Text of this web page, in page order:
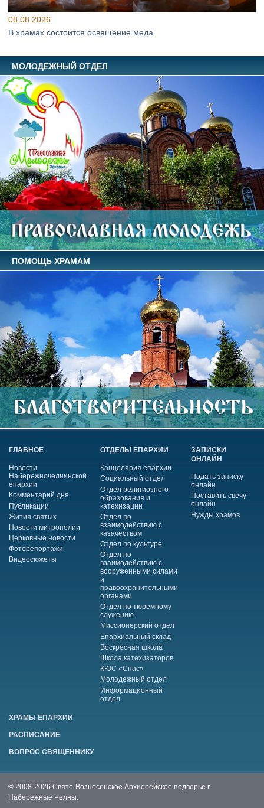
08.08.2026
В храмах состоится освящение меда
МОЛОДЕЖНЫЙ ОТДЕЛ
ПОМОЩЬ ХРАМАМ
ГЛАВНОЕ
Новости
Набережночелнинской
епархии
Комментарий дня
Публикации
Жития святых
Новости митрополии
Церковные новости
Фоторепортажи
Видеосюжеты
ОТДЕЛЫ ЕПАРХИИ
Канцелярия епархии
Социальный отдел
Отдел религиозного
образования и
катехизации
Отдел по
взаимодействию с
казачеством
Отдел по культуре
Отдел по
взаимодействию с
вооруженными силами
и
правоохранительными
органами
Отдел по тюремному
служению
Миссионерский отдел
Епархиальный склад
Воскресная школа
Школа катехизаторов
КЮС «Спас»
Молодежный отдел
Информационный
отдел
ЗАПИСКИ
ОНЛАЙН
Подать записку
онлайн
Поставить свечу
онлайн
Нужды храмов
ХРАМЫ ЕПАРХИИ
РАСПИСАНИЕ
ВОПРОС СВЯЩЕННИКУ
© 2008-2026 Свято-Вознесенское Архиерейское подворье г.
Набережные Челны.